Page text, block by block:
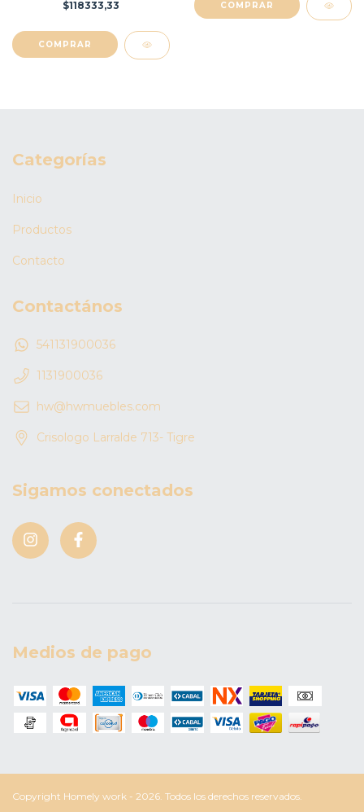
$118333,33
COMPRAR
Categorías
Inicio
Productos
Contacto
Contactános
541131900036
1131900036
hw@hwmuebles.com
Crisologo Larralde 713- Tigre
Sigamos conectados
Medios de pago
Copyright Homely work - 2026. Todos los derechos reservados.